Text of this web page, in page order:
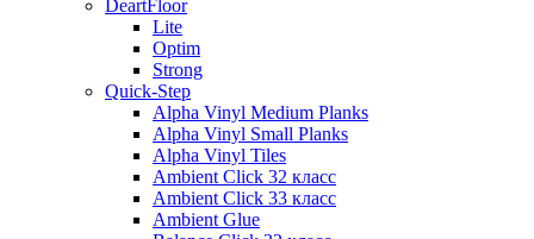
DeartFloor
Lite
Optim
Strong
Quick-Step
Alpha Vinyl Medium Planks
Alpha Vinyl Small Planks
Alpha Vinyl Tiles
Ambient Click 32 класс
Ambient Click 33 класс
Ambient Glue